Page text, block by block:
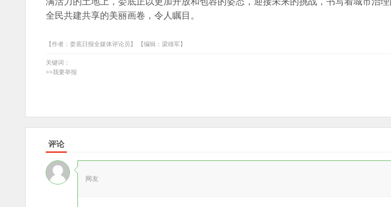
全民共建共享的美丽画卷，令人瞩目。
【作者：娄底日报全媒体评论员】 【编辑：梁雄军】
关键词：
>>我要举报
评论
网友